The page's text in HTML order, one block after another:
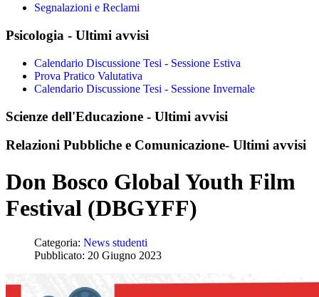
Segnalazioni e Reclami
Psicologia - Ultimi avvisi
Calendario Discussione Tesi - Sessione Estiva
Prova Pratico Valutativa
Calendario Discussione Tesi - Sessione Invernale
Scienze dell'Educazione - Ultimi avvisi
Relazioni Pubbliche e Comunicazione- Ultimi avvisi
Don Bosco Global Youth Film
Festival (DBGYFF)
Categoria: News studenti
Pubblicato: 20 Giugno 2023